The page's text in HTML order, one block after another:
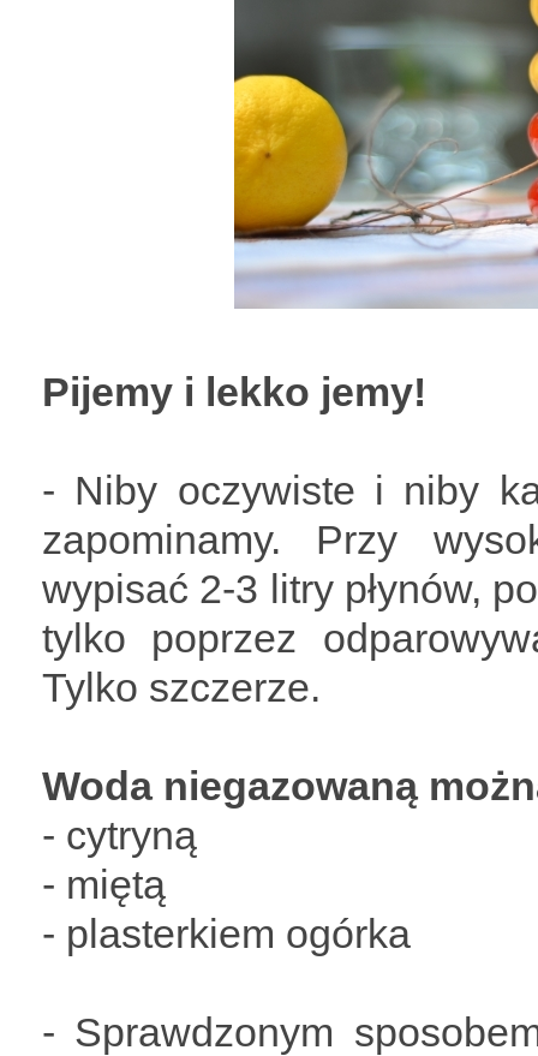
Pijemy i lekko jemy!
- Niby oczywiste i niby
zapominamy. Przy
wypisać 2-3 litry płynów,
tylko poprzez
Tylko szczerze.
Woda niegazowaną
- cytryną
- miętą
- plasterkiem ogórka
- Sprawdzonym